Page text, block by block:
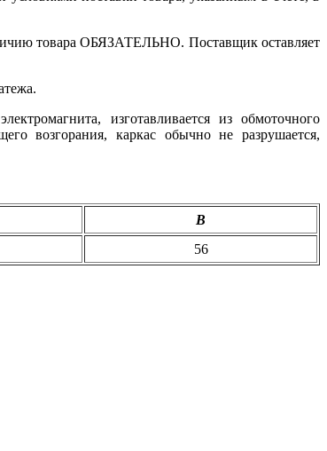
товара ОБЯЗАТЕЛЬНО. Поставщик оставляет
изготавливается из обмоточного
возгорания, каркас обычно не разрушается,
B
56